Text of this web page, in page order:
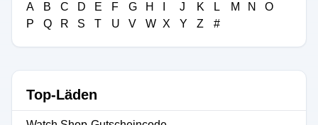
A B C D E F G H J K L M N
O
P
Q R S T U V W X Y Z #
Top-Läden